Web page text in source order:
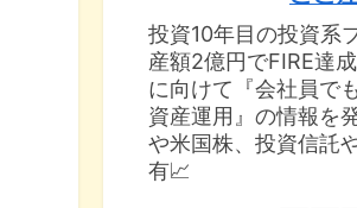
投資10年目の投資系
産額2億円でFIRE達
に向けて『会社員で
資産運用』の情報を
や米国株、投資信託
有📈